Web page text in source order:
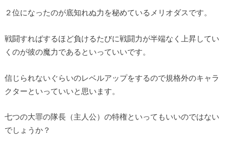
２位になったのが底知れぬ力を秘めているメリオダスです。
戦闘すればするほど負けるたびに戦闘力が半端なく上昇してい
くのが彼の魔力であるといっていいです。
信じられないぐらいのレベルアップをするので規格外のキャラ
クターといっていいと思います。
七つの大罪の隊長（主人公）の特権といってもいいのではない
でしょうか？